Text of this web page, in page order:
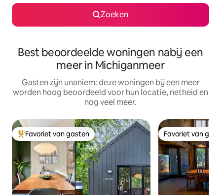
Zoeken
Best beoordeelde woningen nabij een
meer in Michiganmeer
Gasten zijn unaniem: deze woningen bij een meer
worden hoog beoordeeld voor hun locatie, netheid en
nog veel meer.
Topfavoriet van gasten
Favoriet van gasten Favoriet van
Favoriet van